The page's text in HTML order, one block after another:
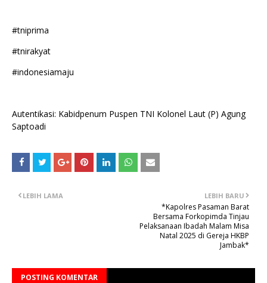
#tniprima
#tnirakyat
#indonesiamaju
Autentikasi: Kabidpenum Puspen TNI Kolonel Laut (P) Agung
Saptoadi
LEBIH BARU
*Kapolres Pasaman Barat
Bersama Forkopimda Tinjau
Pelaksanaan Ibadah Malam Misa
Natal 2025 di Gereja HKBP
Jambak*
LEBIH LAMA
POSTING KOMENTAR